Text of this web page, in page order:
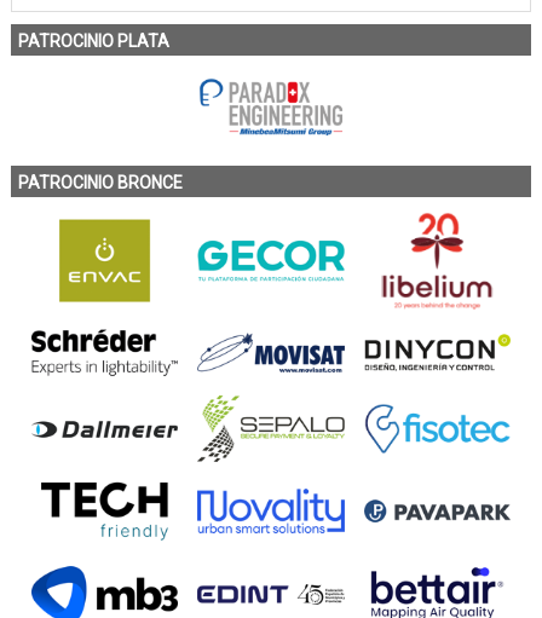
PATROCINIO PLATA
PATROCINIO BRONCE